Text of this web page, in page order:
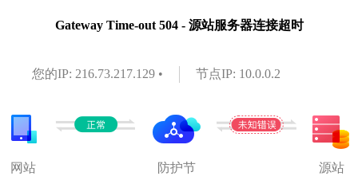
Gateway Time-out 504 - 源站服务器连接超时
您的IP: 216.73.217.129 • 节点IP: 10.0.0.2
网站
防护节
源站